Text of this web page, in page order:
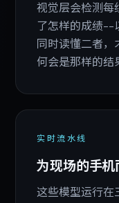
视觉层会检测
了怎样的成绩--
同时读懂二者，
何会是那样的结
实时流水线
为现场的手机
这些模型运行在